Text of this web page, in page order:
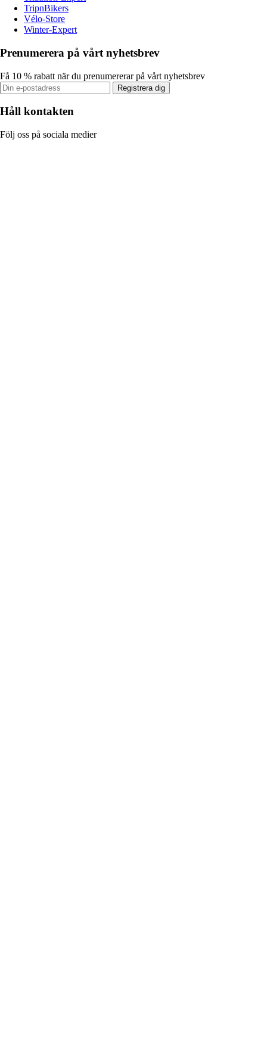
TripnBikers
Vélo-Store
Winter-Expert
Prenumerera på vårt nyhetsbrev
Få 10 % rabatt när du prenumererar på vårt nyhetsbrev
Registrera dig
Håll kontakten
Följ oss på sociala medier